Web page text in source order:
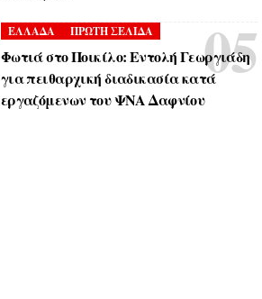
ΕΛΛΑΔΑ ΠΡΩΤΗ ΣΕΛΙΔΑ
Φωτιά στο Ποικίλο: Εντολή Γεωργιάδη
για πειθαρχική διαδικασία κατά
εργαζόμενων του ΨΝΑ Δαφνίου